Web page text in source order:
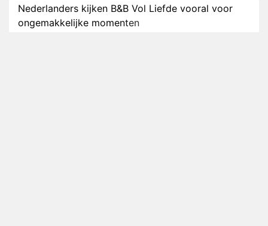
Nederlanders kijken B&B Vol Liefde vooral voor
ongemakkelijke momenten